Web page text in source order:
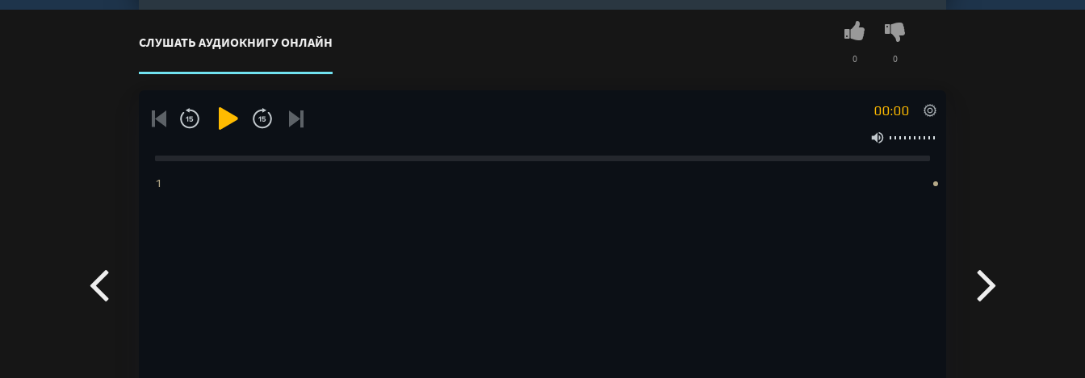
СЛУШАТЬ АУДИОКНИГУ ОНЛАЙН
0 0
00:00
1